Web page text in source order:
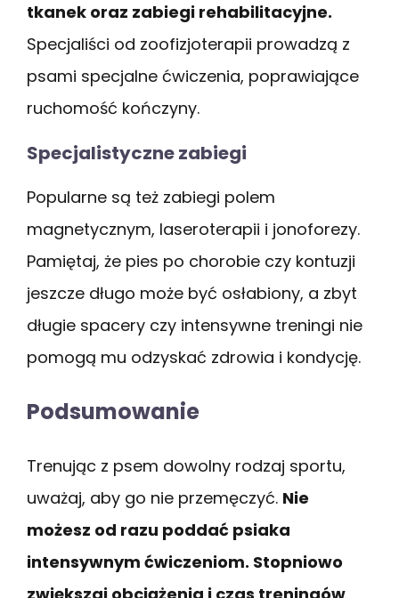
tkanek oraz zabiegi rehabilitacyjne.
Specjaliści od zoofizjoterapii prowadzą z
psami specjalne ćwiczenia, poprawiające
ruchomość kończyny.
Specjalistyczne zabiegi
Popularne są też zabiegi polem
magnetycznym, laseroterapii i jonoforezy.
Pamiętaj, że pies po chorobie czy kontuzji
jeszcze długo może być osłabiony, a zbyt
długie spacery czy intensywne treningi nie
pomogą mu odzyskać zdrowia i kondycję.
Podsumowanie
Trenując z psem dowolny rodzaj sportu,
uważaj, aby go nie przemęczyć. Nie
możesz od razu poddać psiaka
intensywnym ćwiczeniom. Stopniowo